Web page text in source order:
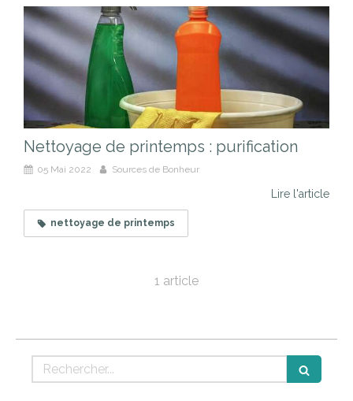
Nettoyage de printemps : purification
05 Mai 2022 Sources de Bonheur
Lire l'article
nettoyage de printemps
1 article
Rechercher